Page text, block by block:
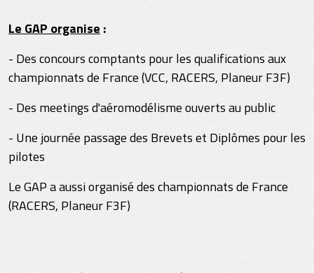
Le GAP organise:
- Des concours comptants pour les qualifications aux
championnats de France (VCC, RACERS, Planeur F3F)
- Des meetings d'aéromodélisme ouverts au public
- Une journée passage des Brevets et Diplômes pour les
pilotes
Le GAP a aussi organisé des championnats de France
(RACERS, Planeur F3F)